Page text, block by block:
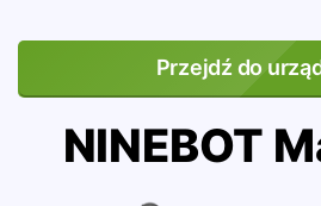
Przejdź do
NINEBOT